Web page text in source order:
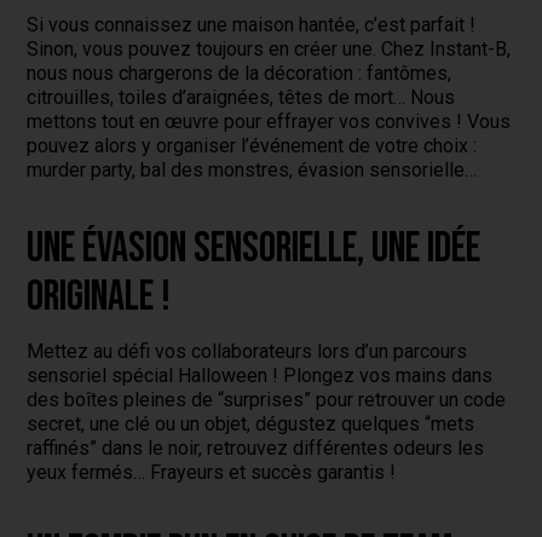
Si vous connaissez une maison hantée, c’est parfait !
Sinon, vous pouvez toujours en créer une. Chez Instant-B,
nous nous chargerons de la décoration : fantômes,
citrouilles, toiles d’araignées, têtes de mort… Nous
mettons tout en œuvre pour effrayer vos convives ! Vous
pouvez alors y organiser l’événement de votre choix :
murder party, bal des monstres, évasion sensorielle…
Une évasion sensorielle, une idée
originale !
Mettez au défi vos collaborateurs lors d’un parcours
sensoriel spécial Halloween ! Plongez vos mains dans
des boîtes pleines de “surprises” pour retrouver un code
secret, une clé ou un objet, dégustez quelques “mets
raffinés” dans le noir, retrouvez différentes odeurs les
yeux fermés… Frayeurs et succès garantis !